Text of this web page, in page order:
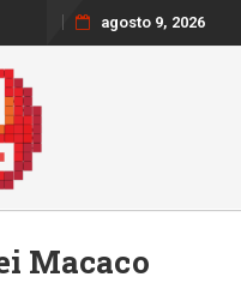
agosto 9, 2026
Macaco